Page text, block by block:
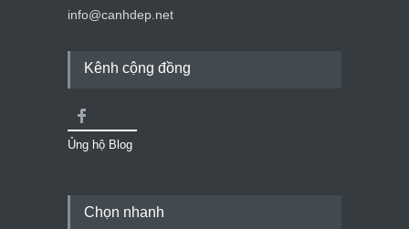
info@canhdep.net
Kênh cộng đồng
Ủng hộ Blog
Chọn nhanh